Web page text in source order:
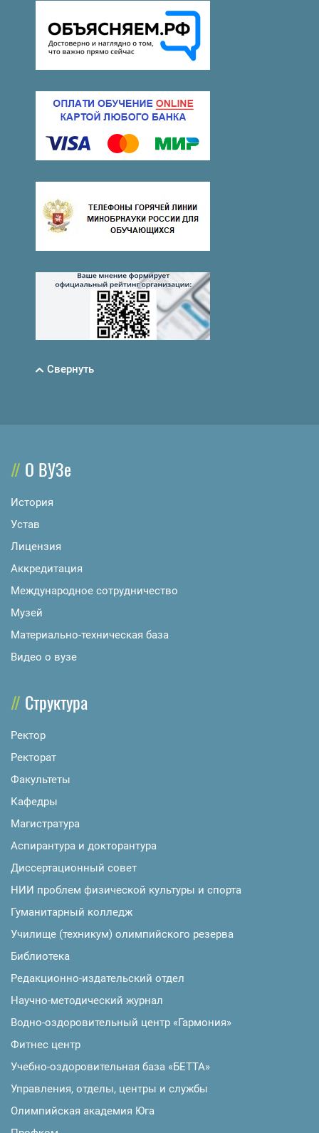
Свернуть
О ВУЗе
История
Устав
Лицензия
Аккредитация
Международное сотрудничество
Музей
Материально-техническая база
Видео о вузе
Структура
Ректор
Ректорат
Факультеты
Кафедры
Магистратура
Аспирантура и докторантура
Диссертационный совет
НИИ проблем физической культуры и спорта
Гуманитарный колледж
Училище (техникум) олимпийского резерва
Библиотека
Редакционно-издательский отдел
Научно-методический журнал
Водно-оздоровительный центр «Гармония»
Фитнес центр
Учебно-оздоровительная база «БЕТТА»
Управления, отделы, центры и службы
Олимпийская академия Юга